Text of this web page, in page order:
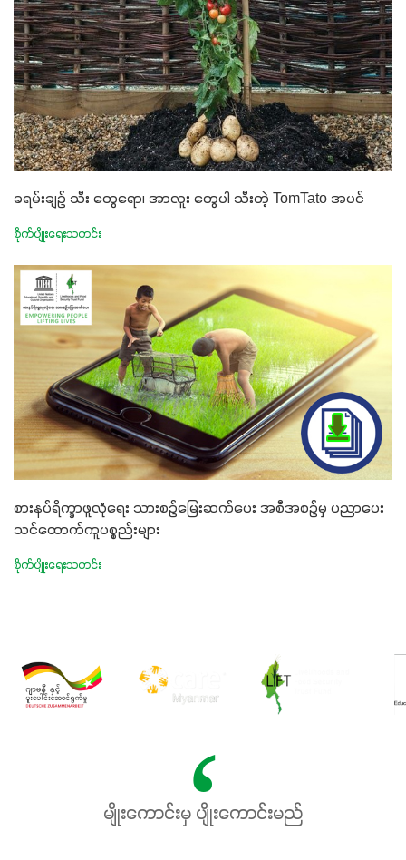
ခရမ်းချဉ် သီး တွေရော၊ အာလူး တွေပါ သီးတဲ့ TomTato အပင်
စိုက်ပျိုးရေးသတင်း
စားနပ်ရိက္ခာဖူလုံရေး သားစဉ်မြေးဆက်ပေး အစီအစဉ်မှ ပညာပေး
သင်ထောက်ကူပစ္စည်းများ
စိုက်ပျိုးရေးသတင်း
မျိုးကောင်းမှ ပျိုးကောင်းမည်